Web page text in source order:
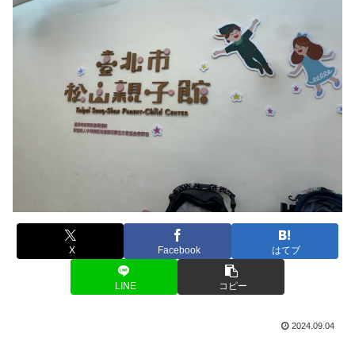
X Facebook はてブ
LINE コピー
2024.09.04